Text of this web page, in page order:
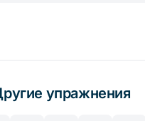
упражнения